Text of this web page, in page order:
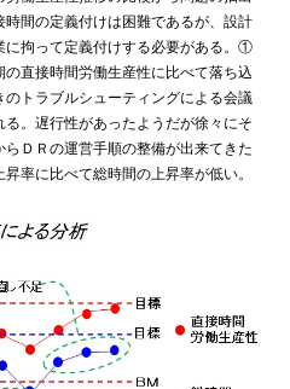
間の定義付けは困難であるが、設計
に拘って定義付けする必要がある。①
直接時間労働生産性に比べて落ち込
トラブルシューティングによる会議
。遅行性があったようだが徐々にそ
ＤＲの運営手順の整備が出来てきた
率に比べて総時間の上昇率が低い。